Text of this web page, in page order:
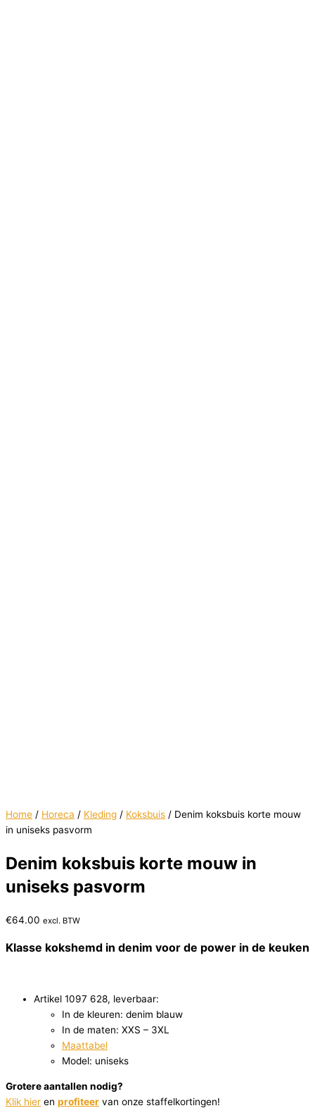
Home / Horeca / Kleding / Koksbuis / Denim koksbuis korte mouw
in uniseks pasvorm
Denim koksbuis korte mouw in
uniseks pasvorm
€64.00 excl. BTW
Klasse kokshemd in denim voor de power in de keuken
Artikel 1097 628, leverbaar:
In de kleuren: denim blauw
In de maten: XXS – 3XL
Maattabel
Model: uniseks
Grotere aantallen nodig?
Klik hier en profiteer van onze staffelkortingen!